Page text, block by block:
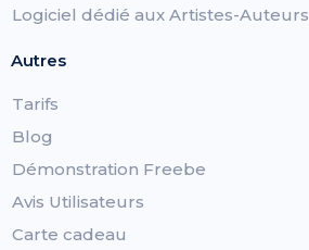
Logiciel dédié aux Artistes-Auteurs
Autres
Tarifs
Blog
Démonstration Freebe
Avis Utilisateurs
Carte cadeau